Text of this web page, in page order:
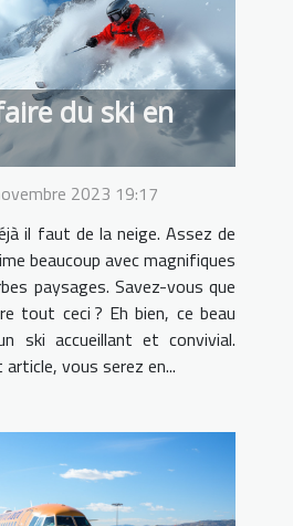
du ski en
2023 19:17
il faut de la neige. Assez de
beaucoup avec magnifiques
paysages. Savez-vous que
tout ceci ? Eh bien, ce beau
ski accueillant et convivial.
vous serez en...